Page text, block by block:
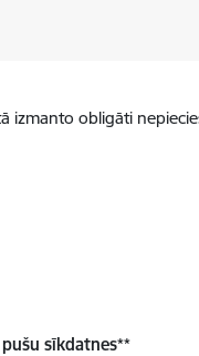
izmanto obligāti
sīkdatnes**